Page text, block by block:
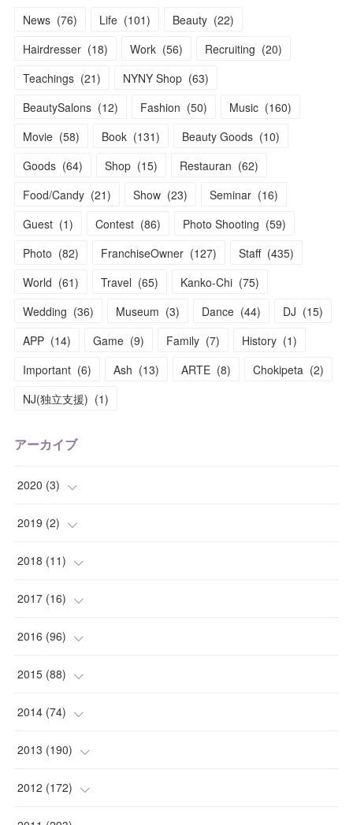
News (76) Life (101) Beauty (22)
Hairdresser (18) Work (56) Recruiting (20)
Teachings (21) NYNY Shop (63)
BeautySalons (12) Fashion (50) Music (160)
Movie (58) Book (131) Beauty Goods (10)
Goods (64) Shop (15) Restauran (62)
Food/Candy (21) Show (23) Seminar (16)
Guest (1) Contest (86) Photo Shooting (59)
Photo (82) FranchiseOwner (127) Staff (435)
World (61) Travel (65) Kanko-Chi (75)
Wedding (36) Museum (3) Dance (44) DJ (15)
APP (14) Game (9) Family (7) History (1)
Important (6) Ash (13) ARTE (8) Chokipeta (2)
NJ(独立支援) (1)
アーカイブ
2020 (3)
(1
( 1)
(1)
2019 (2)
( 1)
(1)
2018 (11)
(2)
(1)
(1)
(1)
( 3 )
2017 (16)
(1)
(2)
(1)
(3)
(1)
2016 (96)
(2)
(5)
(6)
(3)
(4)
2015 (88)
(4)
(7)
(6)
(6)
2014 (74)
(9)
(14)
(6)
2013 (190)
(17)
2012 (172)